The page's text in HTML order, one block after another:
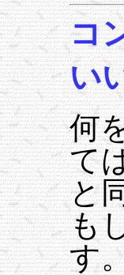
コ
い
何
て
と
も
す